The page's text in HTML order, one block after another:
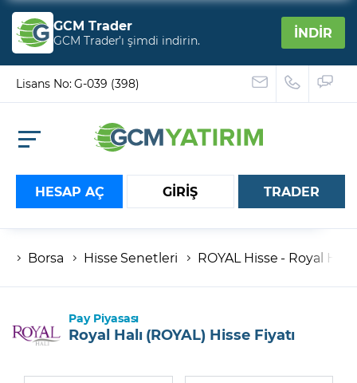
GCM Trader
GCM Trader’ı şimdi indirin. İNDİR
Lisans No: G-039 (398)
HESAP AÇ GİRİŞ
Hesap numaranız
TRADER
Borsa Hisse Senetleri ROYAL Hisse - Royal
Pay Piyasası
Royal Halı (ROYAL) Hisse Fiyatı